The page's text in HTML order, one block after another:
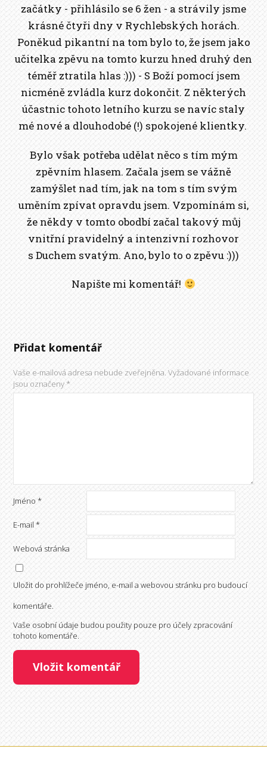
začátky - přihlásilo se 6 žen - a strávily jsme
krásné čtyři dny v Rychlebských horách.
Poněkud pikantní na tom bylo to, že jsem jako
učitelka zpěvu na tomto kurzu hned druhý den
téměř ztratila hlas :))) - S Boží pomocí jsem
nicméně zvládla kurz dokončit. Z některých
účastnic tohoto letního kurzu se navíc staly
mé nové a dlouhodobé (!) spokojené klientky.
Bylo však potřeba udělat něco s tím mým
zpěvním hlasem. Začala jsem se vážně
zamýšlet nad tím, jak na tom s tím svým
uměním zpívat opravdu jsem. Vzpomínám si,
že někdy v tomto obodbí začal takový můj
vnitřní pravidelný a intenzivní rozhovor
s Duchem svatým. Ano, bylo to o zpěvu :)))
Napište mi komentář!
Přidat komentář
Vaše e-mailová adresa nebude zveřejněna. Vyžadované informace
jsou označeny*
Jméno*
E-mail*
Webová stránka
Uložit do prohlížeče jméno, e-mail a webovou stránku pro budoucí
komentáře.
Vaše osobní údaje budou použity pouze pro účely zpracování
tohoto komentáře.